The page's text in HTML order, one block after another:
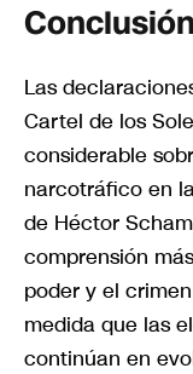
Conclusión
Las
Cartel de los
considerable
narcotráfico en
de Héctor
comprensión
poder y el
medida que las
continúan en